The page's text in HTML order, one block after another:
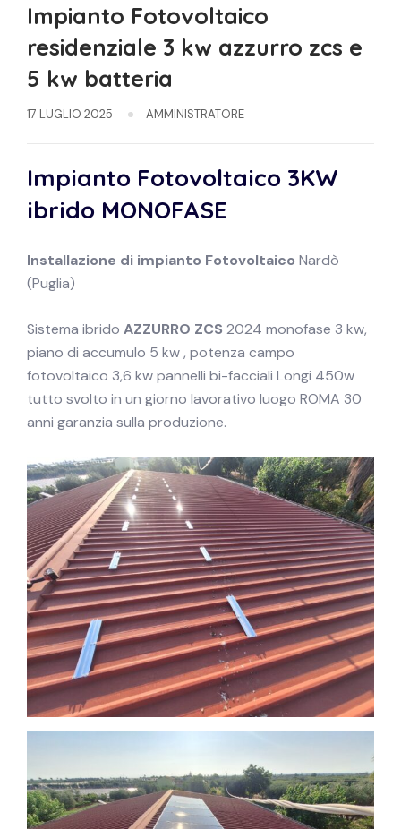
Impianto Fotovoltaico
residenziale 3 kw azzurro zcs e
5 kw batteria
17 LUGLIO 2025 AMMINISTRATORE
Impianto Fotovoltaico 3KW
ibrido MONOFASE
Installazione di impianto Fotovoltaico Nardò
(Puglia)
Sistema ibrido AZZURRO ZCS 2024 monofase 3 kw,
piano di accumulo 5 kw , potenza campo
fotovoltaico 3,6 kw pannelli bi-facciali Longi 450w
tutto svolto in un giorno lavorativo luogo ROMA 30
anni garanzia sulla produzione.